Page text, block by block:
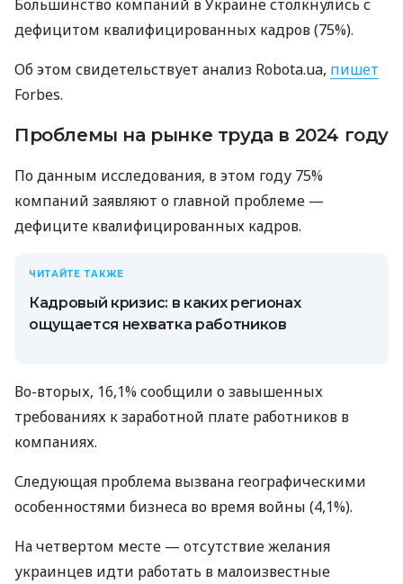
Большинство компаний в Украине столкнулись с
дефицитом квалифицированных кадров (75%).
Об этом свидетельствует анализ Robota.ua, пишет
Forbes.
Проблемы на рынке труда в 2024 году
По данным исследования, в этом году 75%
компаний заявляют о главной проблеме —
дефиците квалифицированных кадров.
ЧИТАЙТЕ ТАКЖЕ
Кадровый кризис: в каких регионах
ощущается нехватка работников
Во-вторых, 16,1% сообщили о завышенных
требованиях к заработной плате работников в
компаниях.
Следующая проблема вызвана географическими
особенностями бизнеса во время войны (4,1%).
На четвертом месте — отсутствие желания
украинцев идти работать в малоизвестные